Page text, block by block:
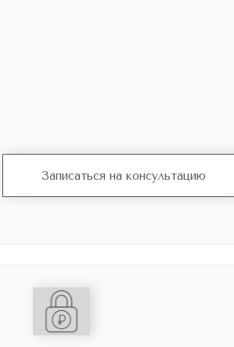
Записаться на консультацию